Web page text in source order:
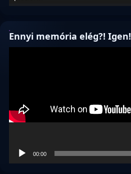
Ennyi memória elég?! Igen!
00:00